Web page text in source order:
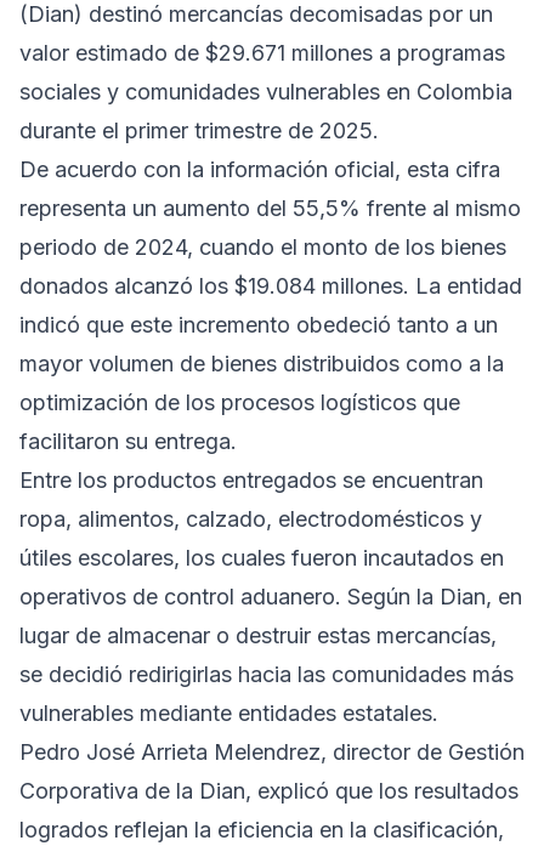
(Dian) destinó mercancías decomisadas por un
valor estimado de $29.671 millones a programas
sociales y comunidades vulnerables en Colombia
durante el primer trimestre de 2025.
De acuerdo con la información oficial, esta cifra
representa un aumento del 55,5% frente al mismo
periodo de 2024, cuando el monto de los bienes
donados alcanzó los $19.084 millones. La entidad
indicó que este incremento obedeció tanto a un
mayor volumen de bienes distribuidos como a la
optimización de los procesos logísticos que
facilitaron su entrega.
Entre los productos entregados se encuentran
ropa, alimentos, calzado, electrodomésticos y
útiles escolares, los cuales fueron incautados en
operativos de control aduanero. Según la Dian, en
lugar de almacenar o destruir estas mercancías,
se decidió redirigirlas hacia las comunidades más
vulnerables mediante entidades estatales.
Pedro José Arrieta Melendrez, director de Gestión
Corporativa de la Dian, explicó que los resultados
logrados reflejan la eficiencia en la clasificación,